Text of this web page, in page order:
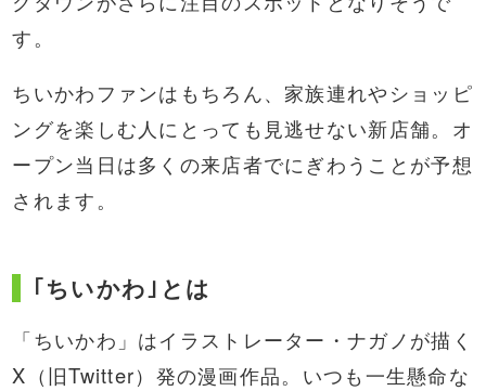
す。
ちいかわファンはもちろん、家族連れやショッピ
ングを楽しむ人にとっても見逃せない新店舗。オ
ープン当日は多くの来店者でにぎわうことが予想
されます。
｢ちいかわ｣とは
「ちいかわ」はイラストレーター・ナガノが描く
X（旧Twitter）発の漫画作品。いつも一生懸命な